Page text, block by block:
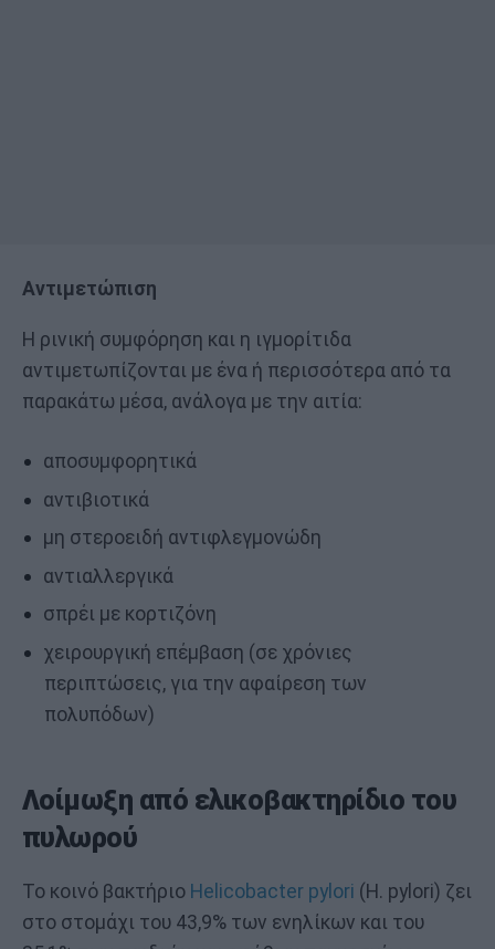
Αντιμετώπιση
Η ρινική συμφόρηση και η ιγμορίτιδα
αντιμετωπίζονται με ένα ή περισσότερα από τα
παρακάτω μέσα, ανάλογα με την αιτία:
αποσυμφορητικά
αντιβιοτικά
μη στεροειδή αντιφλεγμονώδη
αντιαλλεργικά
σπρέι με κορτιζόνη
χειρουργική επέμβαση (σε χρόνιες
περιπτώσεις, για την αφαίρεση των
πολυπόδων)
Λοίμωξη από ελικοβακτηρίδιο του
πυλωρού
Το κοινό βακτήριο Helicobacter pylori (H. pylori) ζει
στο στομάχι του 43,9% των ενηλίκων και του